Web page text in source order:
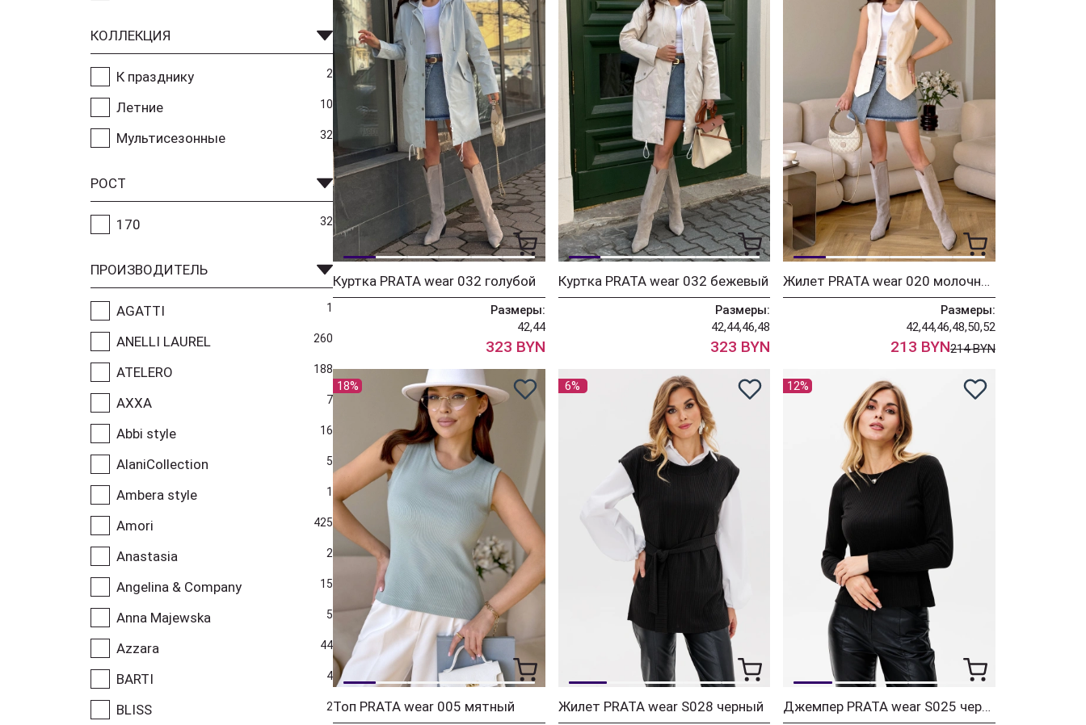
КОЛЛЕКЦИЯ
К празднику 2
Летние 10
Мультисезонные 32
РОСТ
170 32
ПРОИЗВОДИТЕЛЬ
AGATTI 1
ANELLI LAUREL 260
ATELERO 188
AXXA 7
Abbi style 16
AlaniCollection 5
Ambera style 1
Amori 425
Anastasia 2
Angelina & Company 15
Anna Majewska 5
Azzara 44
BARTI 4
BLISS 2
Куртка PRATA wear 032 голубой
Размеры:
42,44
323 BYN
Куртка PRATA wear 032 бежевый
Размеры:
42,44,46,48
323 BYN
Жилет PRATA wear 020 молочный
Размеры:
42,44,46,48,50,52
213 BYN214 BYN
18%
Топ PRATA wear 005 мятный
6%
Жилет PRATA wear S028 черный
12%
Джемпер PRATA wear S025 черный